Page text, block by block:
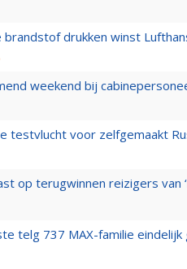
brandstof drukken winst
weekend bij
testvlucht voor zelfgemaakt
op terugwinnen reizigers van
telg 737 MAX-familie eindelijk